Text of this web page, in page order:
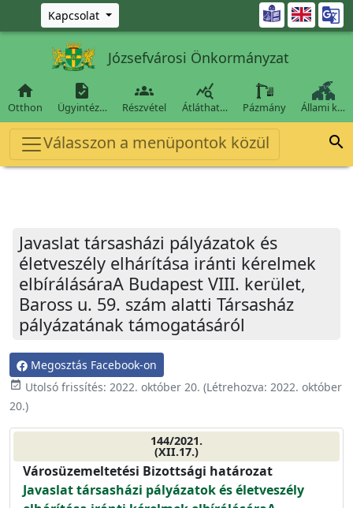
Ugrás a fő tartalomra
Kapcsolat 
Józsefvárosi Önkormányzat

Otthon

Ügyintéz…

Részvétel

Átláthat… Pázmány Állami k…
Válasszon a menüpontok közül 
Javaslat társasházi pályázatok és
életveszély elhárítása iránti kérelmek
elbírálásáraA Budapest VIII. kerület,
Baross u. 59. szám alatti Társasház
pályázatának támogatásáról
Megosztás Facebook-on
event_available Utolsó frissítés: 2022. október 20. (Létrehozva: 2022. október
20.)
144/2021.
(XII.17.)
Városüzemeltetési Bizottsági határozat
Javaslat társasházi pályázatok és életveszély